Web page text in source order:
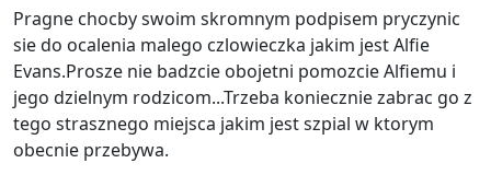
Pragne chocby swoim skromnym podpisem pryczynic
sie do ocalenia malego czlowieczka jakim jest Alfie
Evans.Prosze nie badzcie obojetni pomozcie Alfiemu i
jego dzielnym rodzicom...Trzeba koniecznie zabrac go z
tego strasznego miejsca jakim jest szpial w ktorym
obecnie przebywa.